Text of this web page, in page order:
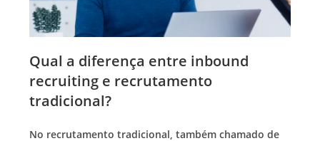
Qual a diferença entre inbound
recruiting e recrutamento
tradicional?
No recrutamento tradicional, também chamado de